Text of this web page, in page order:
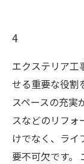
4
エクステリア工
せる重要な役割
スペースの充実
スなどのリフォ
けでなく、ラ
要不可欠です。